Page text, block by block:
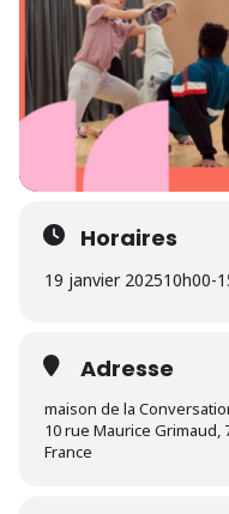
Horaires
19 janvier 202510h00-
Adresse
maison de la
10 rue Maurice
France